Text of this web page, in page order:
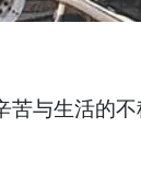
生活的不